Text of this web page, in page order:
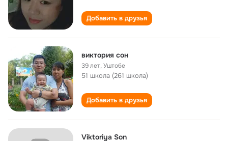
Добавить в друзья
виктория сон
39 лет,Уштобе
51 школа (261 школа)
Добавить в друзья
Viktoriya Son